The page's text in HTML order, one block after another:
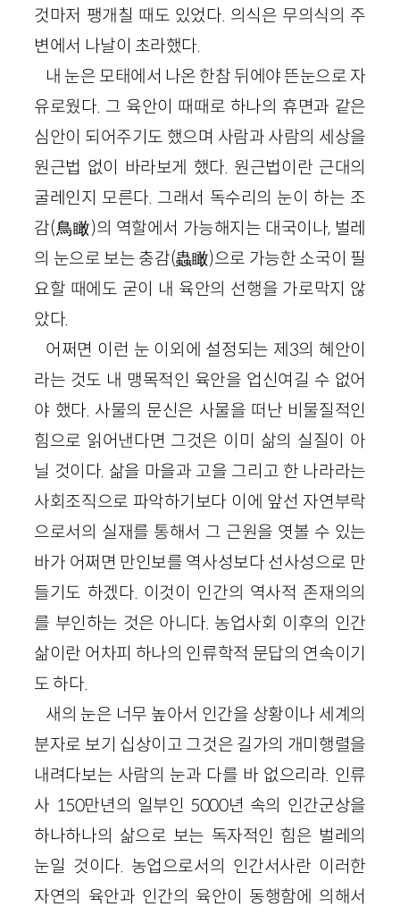
것마저 팽개칠 때도 있었다. 의식은 무의식의 주
변에서 나날이 초라했다.
내 눈은 모태에서 나온 한참 뒤에야 뜬눈으로 자
유로웠다. 그 육안이 때때로 하나의 휴면과 같은
심안이 되어주기도 했으며 사람과 사람의 세상을
원근법 없이 바라보게 했다. 원근법이란 근대의
굴레인지 모른다. 그래서 독수리의 눈이 하는 조
감(鳥瞰)의 역할에서 가능해지는 대국이나, 벌레
의 눈으로 보는 충감(蟲瞰)으로 가능한 소국이 필
요할 때에도 굳이 내 육안의 선행을 가로막지 않
았다.
어쩌면 이런 눈 이외에 설정되는 제3의 혜안이
라는 것도 내 맹목적인 육안을 업신여길 수 없어
야 했다. 사물의 문신은 사물을 떠난 비물질적인
힘으로 읽어낸다면 그것은 이미 삶의 실질이 아
닐 것이다. 삶을 마을과 고을 그리고 한 나라라는
사회조직으로 파악하기보다 이에 앞선 자연부락
으로서의 실재를 통해서 그 근원을 엿볼 수 있는
바가 어쩌면 만인보를 역사성보다 선사성으로 만
들기도 하겠다. 이것이 인간의 역사적 존재의의
를 부인하는 것은 아니다. 농업사회 이후의 인간
삶이란 어차피 하나의 인류학적 문답의 연속이기
도 하다.
새의 눈은 너무 높아서 인간을 상황이나 세계의
분자로 보기 십상이고 그것은 길가의 개미행렬을
내려다보는 사람의 눈과 다를 바 없으리라. 인류
사 150만년의 일부인 5000년 속의 인간군상을
하나하나의 삶으로 보는 독자적인 힘은 벌레의
눈일 것이다. 농업으로서의 인간서사란 이러한
자연의 육안과 인간의 육안이 동행함에 의해서